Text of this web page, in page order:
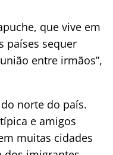
que vive em
países sequer
entre irmãos”,
norte do país.
e amigos
muitas cidades